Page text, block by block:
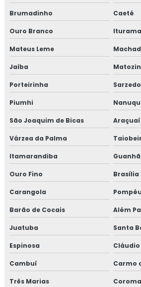
Projeto de isolamento térmico
Proteção passiva contra fogo
Proteção passiva contra incêndio
Proteção passiva de cabos
Proteção passiva para cabos
Proteção passiva pfp
Revestimento fibra cerâmica
Revestimento térmico industrial
Revestimento térmico para container
Brumadinho Caeté
Ouro Branco Iturama
Mateus Leme
Jaíba
Porteirinha Sarzedo
Piumhi
São Joaquim de Bicas Araçuaí
Várzea da Palma
Itamarandiba
Ouro Fino Brasília
Carangola Pompéu
Barão de Cocais Além
Juatuba Santa
Espinosa Cláudio
Cambuí Carmo
Três Marias